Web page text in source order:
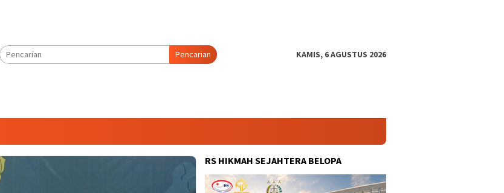
Pencarian KAMIS, 6 AGUSTUS 2026
RS HIKMAH SEJAHTERA BELOPA